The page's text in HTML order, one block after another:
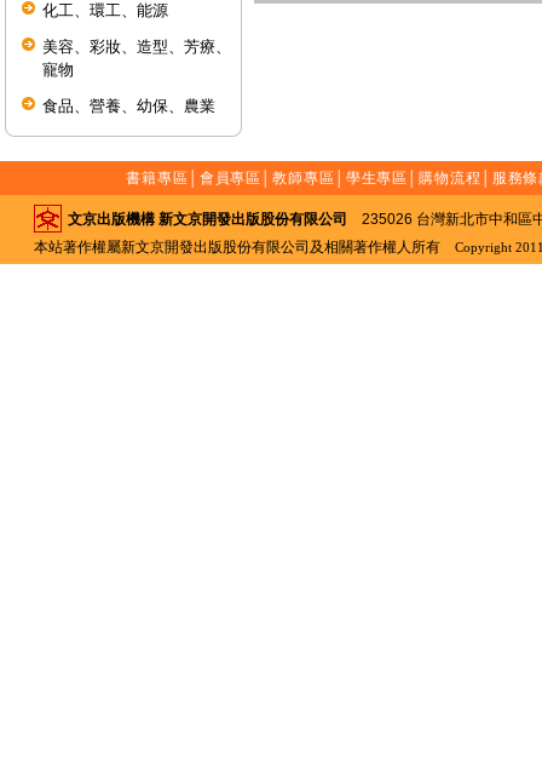
化工、環工、能源
美容、彩妝、造型、芳療、
寵物
食品、營養、幼保、農業
書籍專區 會員專區 │教師專區 學生專區 │購物流程 服務條
文京出版機構 新文京開發出版股份有限公司
235026 台灣新北市中和
本站著作權屬新文京開發出版股份有限公司及相關著作權人所有
Copyright